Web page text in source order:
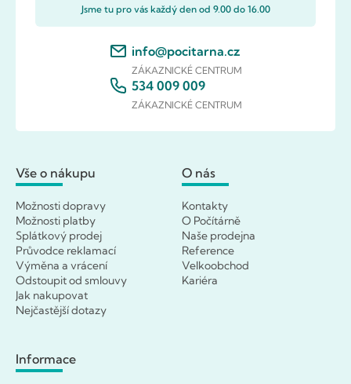
Jsme tu pro vás každý den od 9.00 do 16.00
info@pocitarna.cz
ZÁKAZNICKÉ CENTRUM
534 009 009
ZÁKAZNICKÉ CENTRUM
Vše o nákupu
Možnosti dopravy
Možnosti platby
Splátkový prodej
Průvodce reklamací
Výměna a vrácení
Odstoupit od smlouvy
Jak nakupovat
Nejčastější dotazy
O nás
Kontakty
O Počítárně
Naše prodejna
Reference
Velkoobchod
Kariéra
Informace